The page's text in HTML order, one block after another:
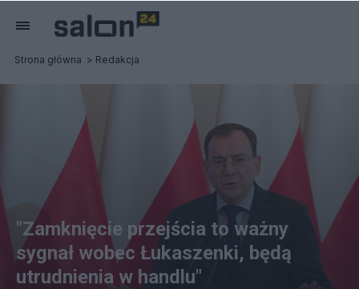
Strona główna Redakcja
"Zamknięcie przejścia to ważny
sygnał wobec Łukaszenki, będą
utrudnienia w handlu"